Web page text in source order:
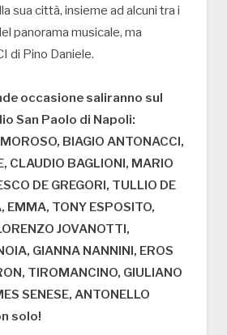
sua città, insieme ad alcuni tra i
panorama musicale, ma
di Pino Daniele.
occasione saliranno sul
San Paolo di Napoli:
BIAGIO ANTONACCI,
CLAUDIO BAGLIONI, MARIO
DE GREGORI, TULLIO DE
EMMA, TONY ESPOSITO,
JOVANOTTI,
GIANNA NANNINI, EROS
TIROMANCINO, GIULIANO
SENESE, ANTONELLO
solo!